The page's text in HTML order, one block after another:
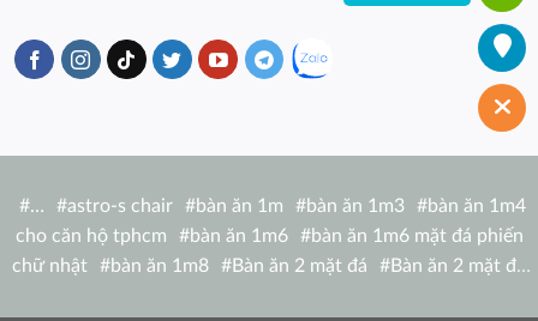
#… #astro-s chair #bàn ăn 1m #bàn ăn 1m3 #bàn ăn 1m4
cho căn hộ tphcm
#bàn ăn 1m6 #bàn ăn 1m6 mặt đá phiến
chữ nhật
#bàn ăn 1m8 #Bàn ăn 2 mặt đá #Bàn ăn 2 mặt đá